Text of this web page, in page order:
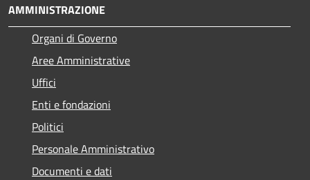
AMMINISTRAZIONE
Organi di Governo
Aree Amministrative
Uffici
Enti e fondazioni
Politici
Personale Amministrativo
Documenti e dati